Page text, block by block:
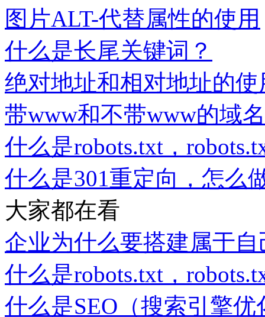
图片ALT-代替属性的使用
什么是长尾关键词？
绝对地址和相对地址的使
带www和不带www的域
什么是robots.txt，
什么是301重定向，怎么
大家都在看
企业为什么要搭建属于
什么是robots.txt，
什么是SEO（搜索引擎优